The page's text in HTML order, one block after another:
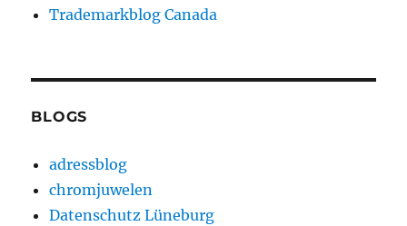
Trademarkblog Canada
BLOGS
adressblog
chromjuwelen
Datenschutz Lüneburg